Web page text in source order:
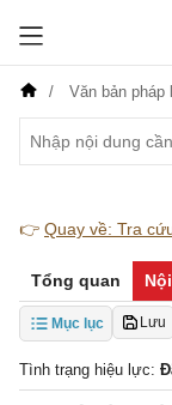
Văn bản pháp
👉 Quay về: Tra
Tổng quan
Mục lục Lưu
Tình trạng hiệu lực: